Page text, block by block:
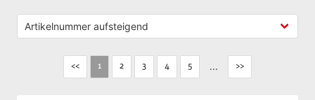
<< 1 2 3 4 5 ... >>